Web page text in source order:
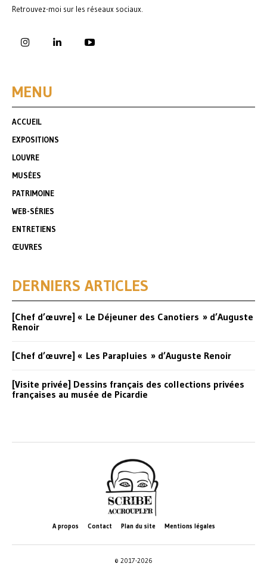
Retrouvez-moi sur les réseaux sociaux.
MENU
ACCUEIL
EXPOSITIONS
LOUVRE
MUSÉES
PATRIMOINE
WEB-SÉRIES
ENTRETIENS
ŒUVRES
DERNIERS ARTICLES
[Chef d’œuvre] « Le Déjeuner des Canotiers » d’Auguste
Renoir
[Chef d’œuvre] « Les Parapluies » d’Auguste Renoir
[Visite privée] Dessins français des collections privées
françaises au musée de Picardie
A propos Contact Plan du site Mentions légales
© 2017-2026